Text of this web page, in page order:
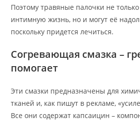
Поэтому травяные палочки не
интимную жизнь, но и могут её
поскольку придется лечиться.
Согревающая смазка –
помогает
Эти смазки предназначены для
тканей и, как пишут в рекламе,
Все они содержат капсаицин –